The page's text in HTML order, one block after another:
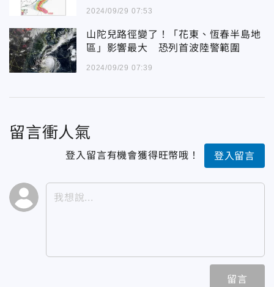
2024/09/29 07:53
山陀兒路徑變了！「花東、恆春半島地
區」影響最大 恐列首波陸警範圍
2024/09/29 07:39
留言衝人氣
登入留言有機會獲得旺幣哦！ 登入留言
留言